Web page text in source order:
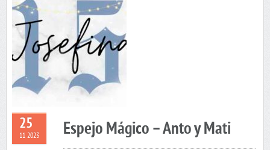
25
11 2023 Espejo Mágico – Anto y Mati